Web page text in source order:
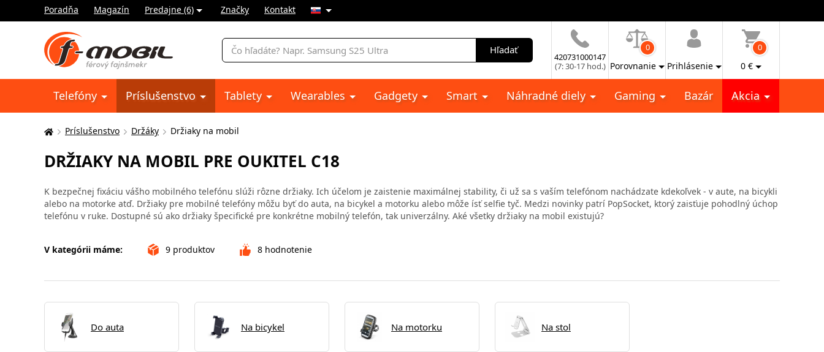
Poradňa Magazín Predajne (6) Značky Kontakt
Vyhľadávanie
Hľadať
420731000147
(7: 30-17 hod.)
0
Porovnanie Prihlásenie
0
0 €
Telefóny Príslušenstvo Tablety Wearables Gadgety Smart Náhradné diely Gaming Bazár Akcia
Tu
nachádzate:
Príslušenstvo Držáky Držiaky na mobil
DRŽIAKY NA MOBIL PRE OUKITEL C18
K bezpečnej fixáciu vášho mobilného telefónu slúži rôzne držiaky. Ich účelom je zaistenie maximálnej stability, či už sa s vaším telefónom nachádzate kdekoľvek - v aute, na bicykli
alebo na motorke atď. Držiaky pre mobilné telefóny môžu byť do auta, na bicykel a motorku alebo môže ísť selfie tyč. Medzi novinky patrí PopSocket, ktorý zaisťuje pohodlný úchop
telefónu v ruke. Dostupné sú ako držiaky špecifické pre konkrétne mobilný telefón, tak univerzálny. Aké všetky držiaky na mobil existujú?
V kategórii máme: 9 produktov 8 hodnotenie
Do auta Na bicykel Na motorku Na stol